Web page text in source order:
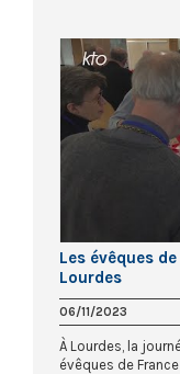
Les évêques
Lourdes
06/11/2023
À Lourdes, la
évêques de